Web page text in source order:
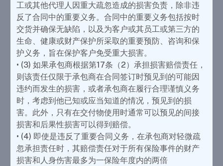
工或其他代理人因重大疏忽造成的损害负责，除非违
反了合同中的重要义务。合同中的重要义务包括按时
交货并确保无缺陷，以及为客户或其员工或第三方的
生命、健康或财产保护所采取的重要预防、咨询和保
护义务，旨在保护客户免受重大损害。
• (3) 如果承包商根据第17条（2）承担损害赔偿责任，
则该责任仅限于承包商在合同签订时预见到的可能因
违约而发生的损害，或者承包商在履行合理谨慎义务
时，考虑到他已知或应当知道的情况，预见到的损
害。此外，只有在交付物使用时通常可以预见的间接
损害和后果性损害可以得到赔偿。
• (4) 即使是违反了重要合同义务，在承包商对轻微疏
忽承担责任时，其赔偿责任对于所有保险事件的财产
损害和人身伤害最多为一保险年度内的两倍